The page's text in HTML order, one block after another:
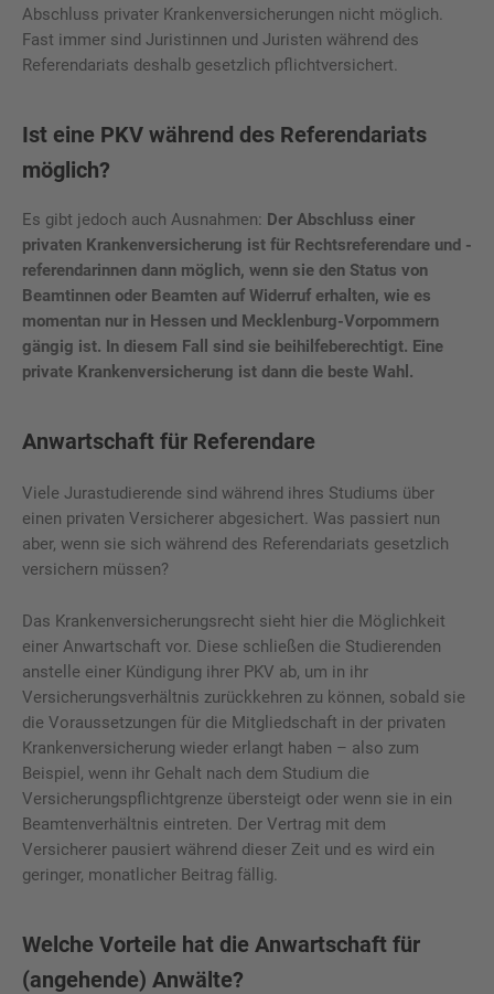
Abschluss privater Krankenversicherungen nicht möglich.
Fast immer sind Juristinnen und Juristen während des
Referendariats deshalb gesetzlich pflichtversichert.
Ist eine PKV während des Referendariats
möglich?
Es gibt jedoch auch Ausnahmen: Der Abschluss einer
privaten Krankenversicherung ist für Rechtsreferendare und -
referendarinnen dann möglich, wenn sie den Status von
Beamtinnen oder Beamten auf Widerruf erhalten, wie es
momentan nur in Hessen und Mecklenburg-Vorpommern
gängig ist. In diesem Fall sind sie beihilfeberechtigt. Eine
private Krankenversicherung ist dann die beste Wahl.
Anwartschaft für Referendare
Viele Jurastudierende sind während ihres Studiums über
einen privaten Versicherer abgesichert. Was passiert nun
aber, wenn sie sich während des Referendariats gesetzlich
versichern müssen?
Das Krankenversicherungsrecht sieht hier die Möglichkeit
einer Anwartschaft vor. Diese schließen die Studierenden
anstelle einer Kündigung ihrer PKV ab, um in ihr
Versicherungsverhältnis zurückkehren zu können, sobald sie
die Voraussetzungen für die Mitgliedschaft in der privaten
Krankenversicherung wieder erlangt haben – also zum
Beispiel, wenn ihr Gehalt nach dem Studium die
Versicherungspflichtgrenze übersteigt oder wenn sie in ein
Beamtenverhältnis eintreten. Der Vertrag mit dem
Versicherer pausiert während dieser Zeit und es wird ein
geringer, monatlicher Beitrag fällig.
Welche Vorteile hat die Anwartschaft für
(angehende) Anwälte?